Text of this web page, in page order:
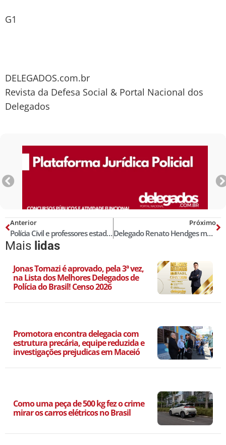
G1
DELEGADOS.com.br
Revista da Defesa Social & Portal Nacional dos
Delegados
Anterior
Polícia Civil e professores estaduais param por 24 horas na Bahia
Próximo
Delegado Renato Hendges morre em Florianópolis
Mais lidas
Jonas Tomazi é aprovado, pela 3ª vez,
na Lista dos Melhores Delegados de
Polícia do Brasil! Censo 2026
Promotora encontra delegacia com
estrutura precária, equipe reduzida e
investigações prejudicas em Maceió
Como uma peça de 500 kg fez o crime
mirar os carros elétricos no Brasil